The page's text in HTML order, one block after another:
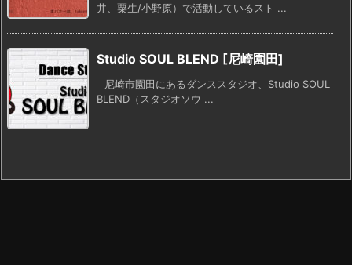
井、粟生/小野原）で活動しているスト ...
Studio SOUL BLEND [尼崎園田]
尼崎市園田にあるダンススタジオ、Studio SOUL
BLEND（スタジオソウ ...